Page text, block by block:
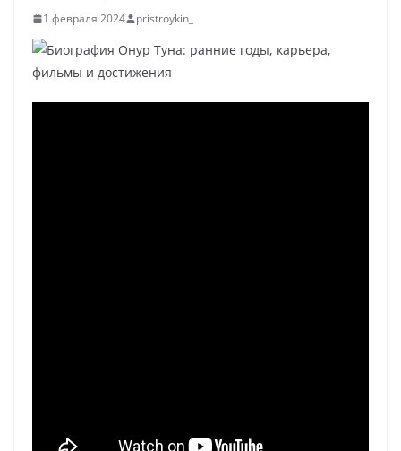
1 февраля 2024 pristroykin_